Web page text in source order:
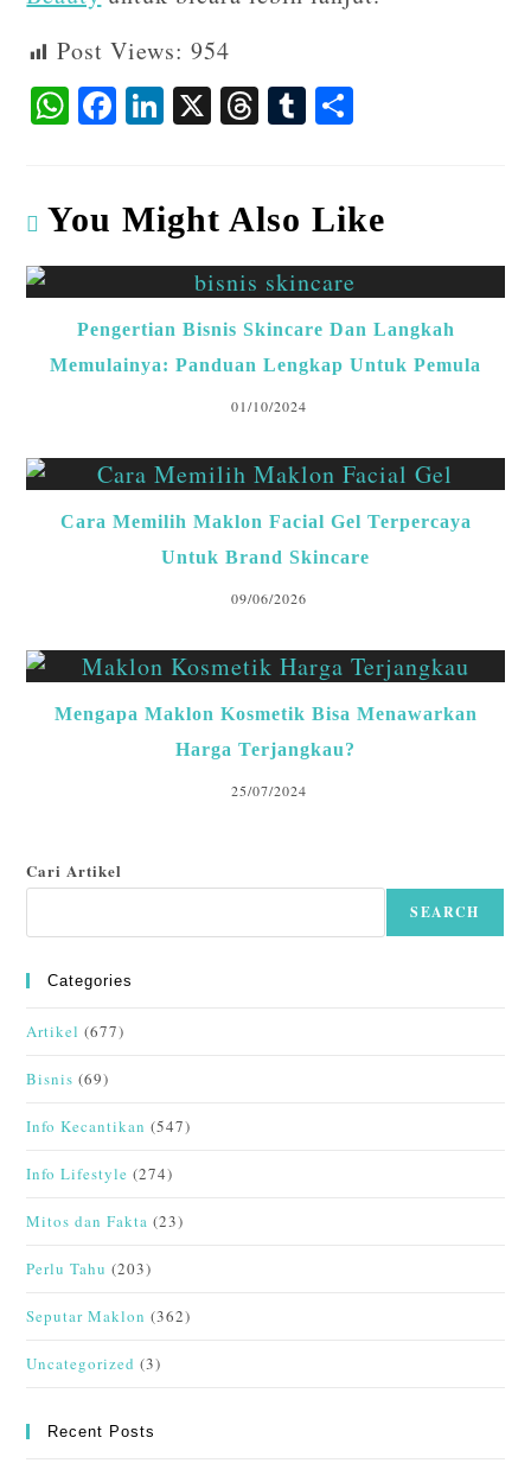
Post Views: 954
W
ha
A
p
p
F
ac
o
o
k
Li
n
dI
n
X T
hr
ds
T
u
bl
r
You Might Also Like
Pengertian Bisnis Skincare Dan Langkah
Memulainya: Panduan Lengkap Untuk Pemula
01/10/2024
Cara Memilih Maklon Facial Gel Terpercaya
Untuk Brand Skincare
09/06/2026
Mengapa Maklon Kosmetik Bisa Menawarkan
Harga Terjangkau?
25/07/2024
Cari Artikel
SEARCH
Categories
Artikel (677)
Bisnis (69)
Info Kecantikan (547)
Info Lifestyle (274)
Mitos dan Fakta (23)
Perlu Tahu (203)
Seputar Maklon (362)
Uncategorized (3)
Recent Posts